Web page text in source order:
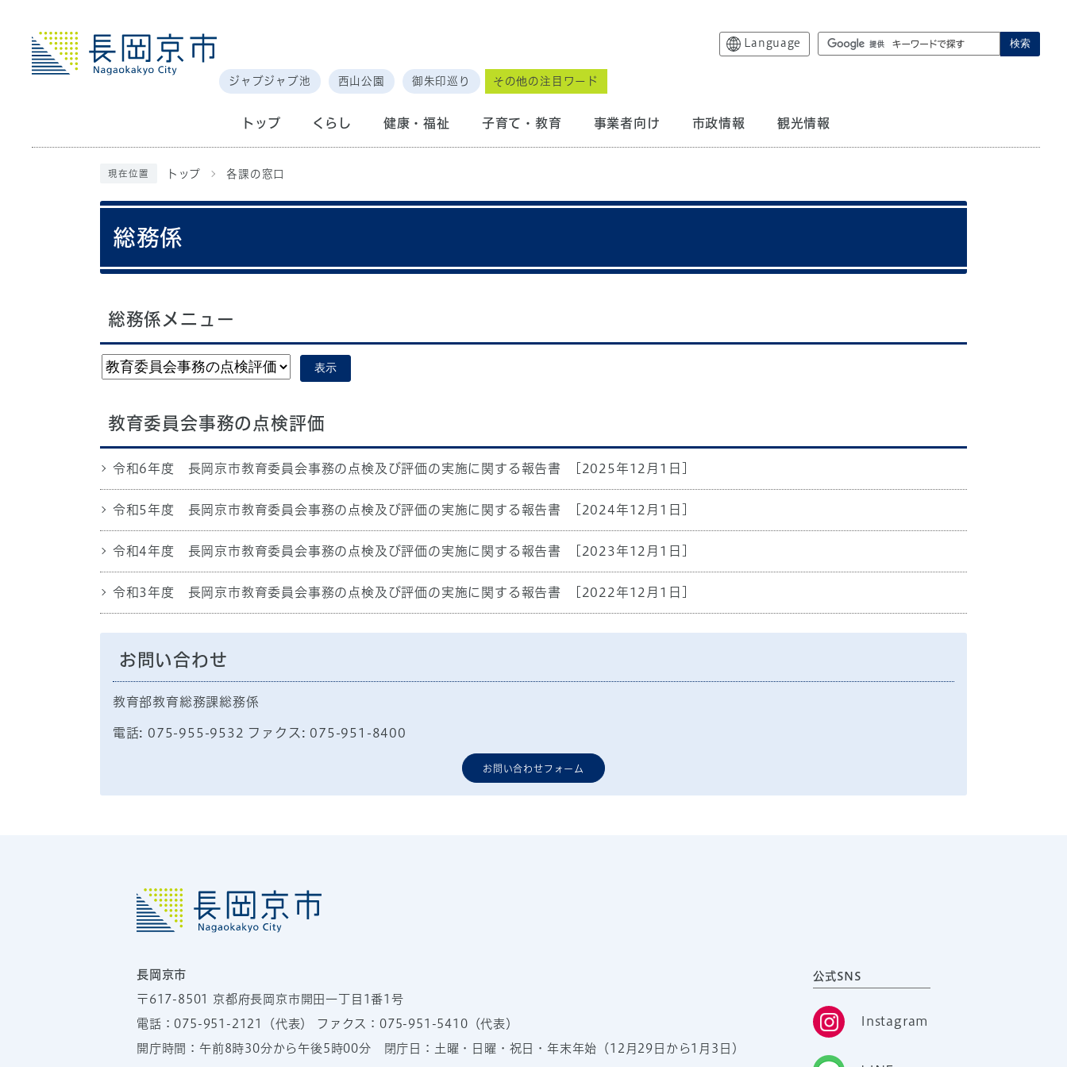
Language 検索
ジャブジャブ池 西山公園 御朱印巡り その他の注目ワード
トップ くらし 健康・福祉 子育て・教育 事業者向け 市政情報 観光情報
現在位置 トップ 各課の窓口
総務係
総務係メニュー
表示
教育委員会事務の点検評価
令和6年度 長岡京市教育委員会事務の点検及び評価の実施に関する報告書 [2025年12月1日]
令和5年度 長岡京市教育委員会事務の点検及び評価の実施に関する報告書 [2024年12月1日]
令和4年度 長岡京市教育委員会事務の点検及び評価の実施に関する報告書 [2023年12月1日]
令和3年度 長岡京市教育委員会事務の点検及び評価の実施に関する報告書 [2022年12月1日]
お問い合わせ
教育部教育総務課総務係
電話: 075-955-9532 ファクス: 075-951-8400
お問い合わせフォーム
長岡京市
〒617-8501 京都府長岡京市開田一丁目1番1号
電話：075-951-2121 （代表） ファクス：075-951-5410（代表）
開庁時間：午前8時30分から午後5時00分 閉庁日：土曜・日曜・祝日・年末年始（12月29日から1月3日）
公式SNS
Instagram